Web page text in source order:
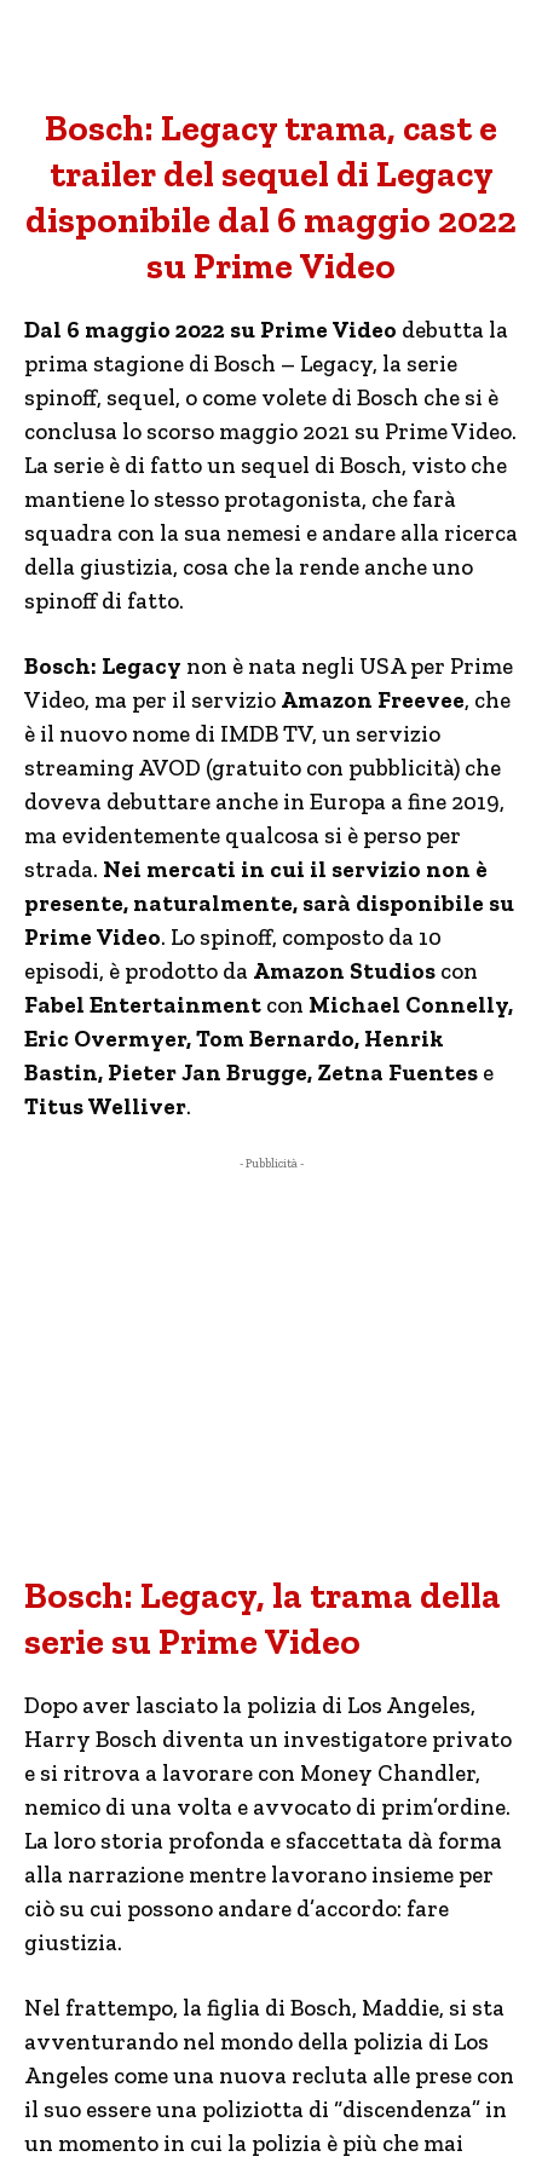
Bosch: Legacy trama, cast e
trailer del sequel di Legacy
disponibile dal 6 maggio 2022
su Prime Video
Dal 6 maggio 2022 su Prime Video debutta la
prima stagione di Bosch – Legacy, la serie
spinoff, sequel, o come volete di Bosch che si è
conclusa lo scorso maggio 2021 su Prime Video.
La serie è di fatto un sequel di Bosch, visto che
mantiene lo stesso protagonista, che farà
squadra con la sua nemesi e andare alla ricerca
della giustizia, cosa che la rende anche uno
spinoff di fatto.
Bosch: Legacy non è nata negli USA per Prime
Video, ma per il servizio Amazon Freevee, che
è il nuovo nome di IMDB TV, un servizio
streaming AVOD (gratuito con pubblicità) che
doveva debuttare anche in Europa a fine 2019,
ma evidentemente qualcosa si è perso per
strada. Nei mercati in cui il servizio non è
presente, naturalmente, sarà disponibile su
Prime Video. Lo spinoff, composto da 10
episodi, è prodotto da Amazon Studios con
Fabel Entertainment con Michael Connelly,
Eric Overmyer, Tom Bernardo, Henrik
Bastin, Pieter Jan Brugge, Zetna Fuentes e
Titus Welliver.
- Pubblicità -
Bosch: Legacy, la trama della
serie su Prime Video
Dopo aver lasciato la polizia di Los Angeles,
Harry Bosch diventa un investigatore privato
e si ritrova a lavorare con Money Chandler,
nemico di una volta e avvocato di prim’ordine.
La loro storia profonda e sfaccettata dà forma
alla narrazione mentre lavorano insieme per
ciò su cui possono andare d’accordo: fare
giustizia.
Nel frattempo, la figlia di Bosch, Maddie, si sta
avventurando nel mondo della polizia di Los
Angeles come una nuova recluta alle prese con
il suo essere una poliziotta di “discendenza” in
un momento in cui la polizia è più che mai